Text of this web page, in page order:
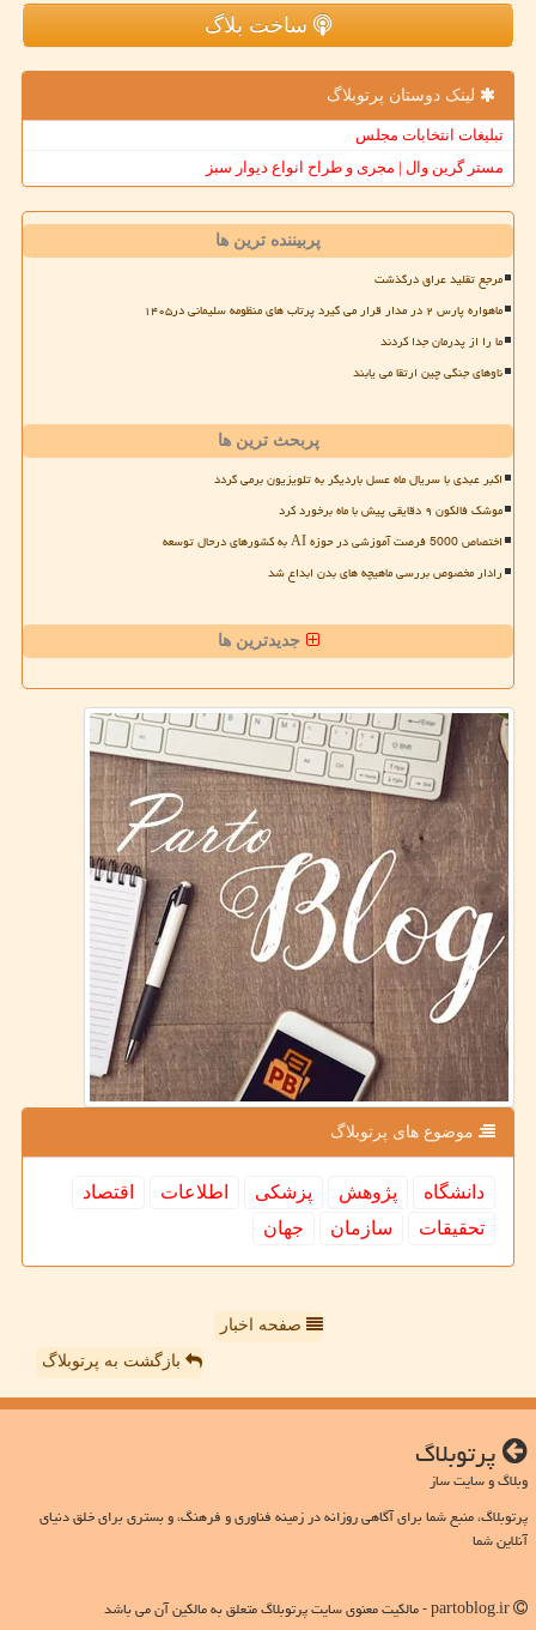
ساخت بلاگ
لینک دوستان پرتوبلاگ
تبلیغات انتخابات مجلس
مستر گرین وال | مجری و طراح انواع دیوار سبز
پربیننده ترین ها
مرجع تقلید عراق درگذشت
ماهواره پارس ۲ در مدار قرار می گیرد پرتاب های منظومه سلیمانی در۱۴۰۵
ما را از پدرمان جدا کردند
ناوهای جنگی چین ارتقا می یابند
پربحث ترین ها
اکبر عبدی با سریال ماه عسل باردیگر به تلویزیون برمی گردد
موشک فالکون ۹ دقایقی پیش با ماه برخورد کرد
اختصاص 5000 فرصت آموزشی در حوزه AI به کشورهای درحال توسعه
رادار مخصوص بررسی ماهیچه های بدن ابداع شد
جدیدترین ها
موضوع های پرتوبلاگ
دانشگاه پژوهش پزشكی اطلاعات
اقتصاد
تحقیقات
سازمان جهان
صفحه اخبار
بازگشت به پرتوبلاگ
پرتوبلاگ
وبلاگ و سایت ساز
پرتوبلاگ، منبع شما برای آگاهی روزانه در زمینه فناوری و فرهنگ، و بستری برای خلق دنیای
آنلاین شما